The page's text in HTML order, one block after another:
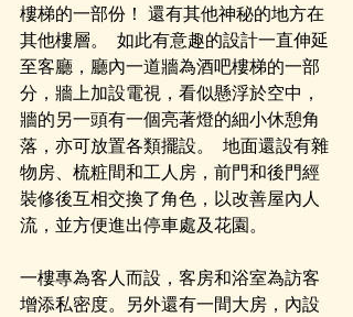
樓梯的一部份！ 還有其他神秘的地方在
其他樓層。 ​ 如此有意趣的設計一直伸延
至客廳，廳內一道牆為酒吧樓梯的一部
分，牆上加設電視，看似懸浮於空中，
牆的另一頭有一個亮著燈的細小休憩角
落，亦可放置各類擺設。 ​ 地面還設有雜
物房、梳粧間和工人房，前門和後門經
裝修後互相交換了角色，以改善屋內人
流，並方便進出停車處及花園。 ​
一樓專為客人而設，客房和浴室為訪客
增添私密度。另外還有一間大房，內設